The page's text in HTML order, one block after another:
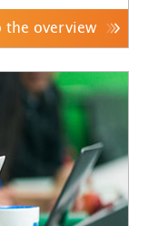
the overview